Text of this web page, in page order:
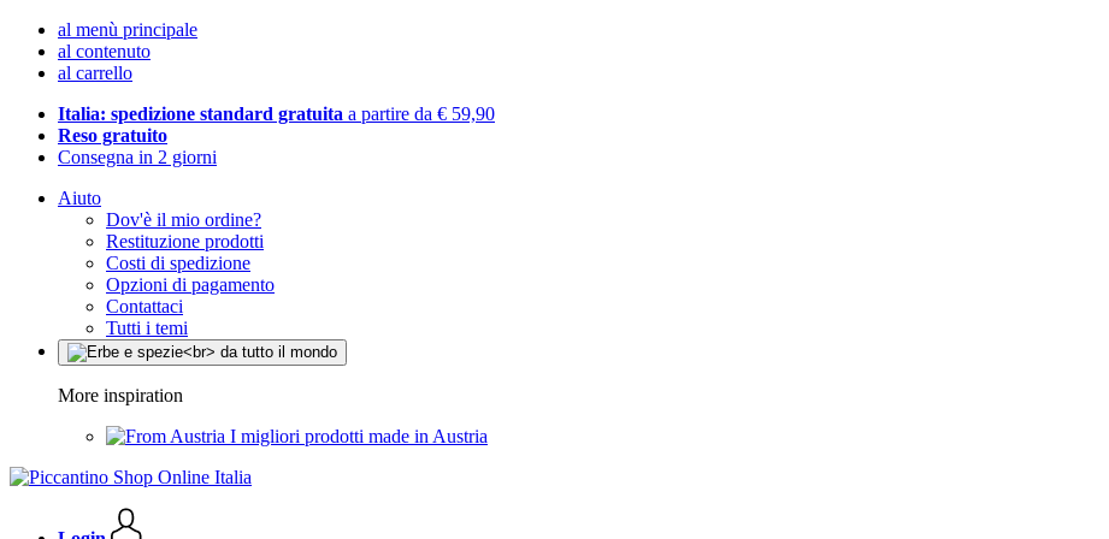
al menù principale
al contenuto
al carrello
Italia: spedizione standard gratuita a partire da € 59,90
Reso gratuito
Consegna in 2 giorni
Aiuto
Dov'è il mio ordine?
Restituzione prodotti
Costi di spedizione
Opzioni di pagamento
Contattaci
Tutti i temi
More inspiration
I migliori prodotti made in Austria